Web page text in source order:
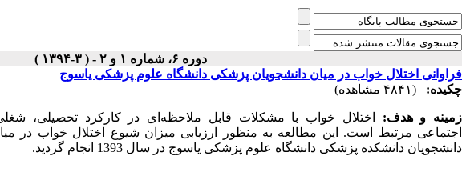
دوره ۶، شماره ۱ و ۲ - ( ۳-۱۳۹۴ )
فراوانی اختلال خواب در میان دانشجویان پزشکی دانشگاه علوم پزشکی یاسوج
چکیده:
(۴۸۴۱ مشاهده)
زمینه و هدف: اختلال خواب با مشکلات قابل ‌ملاحظه‌ای در کارکرد تحصیلی،
اجتماعی مرتبط است. این مطالعه به ‌منظور ارزیابی میزان شیوع اختلال خواب در
دانشجویان دانشکده پزشکی دانشگاه علوم پزشکی یاسوج در سال 1393 انجام گردید.